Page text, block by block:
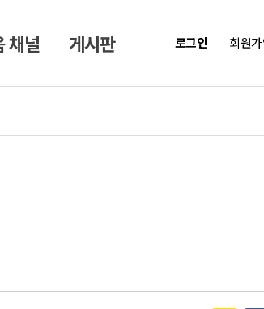
채널 게시판 로그인 회원